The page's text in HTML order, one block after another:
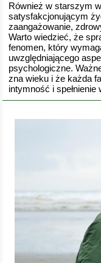
Również w starszym
satysfakcjonującym
zaangażowanie,
Warto wiedzieć, że
fenomen, który
uwzględniającego
psychologiczne.
zna wieku i że każda
intymność i